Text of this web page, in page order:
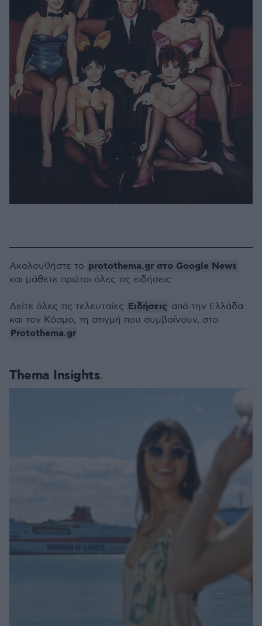
Thema Insights
Ακολουθήστε το protothema.gr στο Google News
και μάθετε πρώτοι όλες τις ειδήσεις
Δείτε όλες τις τελευταίες Ειδήσεις από την Ελλάδα
και τον Κόσμο, τη στιγμή που συμβαίνουν, στο
Protothema.gr